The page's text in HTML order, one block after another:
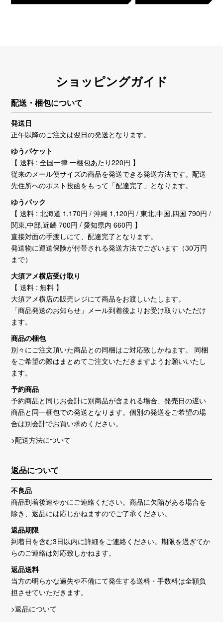
ショッピングガイド
配送・梱包について
発送日
正午以降のご注文は翌日の発送となります。
ゆうパケット
【 送料 : 全国一律 一梱包あたり220円 】
従来のメール便サイズの商品を発送できる発送方法です。配送
先住所へのポスト投函をもって「配達完了」となります。
ゆうパック
【 送料 : 北海道 1,170円 / 沖縄 1,120円 / 東北,中国,四国 790円 /
関東,中部,近畿 700円 / 愛知県内 660円 】
直接対面の手渡しにて、配達完了となります。
発送物に運送保険が付帯される発送方法でございます（30万円
まで）
大須アメ横店受け取り
【 送料 : 無料 】
大須アメ横店の販売レジにて商品をお渡しいたします。
「商品発送のお知らせ」メール到着後よりお受け取りいただけ
ます。
商品の梱包
別々にご注文頂いた商品との同梱はご対応致しかねます。 同梱
をご希望の際はまとめてご注文いただきますようお願いいたし
ます。
予約商品
予約商品と同じお会計に別商品が含まれる場合、発売日の遅い
商品と同一梱包での発送となります。個別の発送をご希望の場
合は別会計でお買い求めください。
>配送方法について
返品について
不良品
商品到着後速やかにご連絡ください。商品に欠陥がある場合を
除き、返品には応じかねますのでご了承ください。
返品期限
到着日を含む3日以内に詳細をご連絡ください。期限を過ぎてか
らのご連絡は対応致しかねます。
返品送料
当方の明らかな過失や不備にて発生する送料・手数料は全額負
担させていただきます。
>返品について